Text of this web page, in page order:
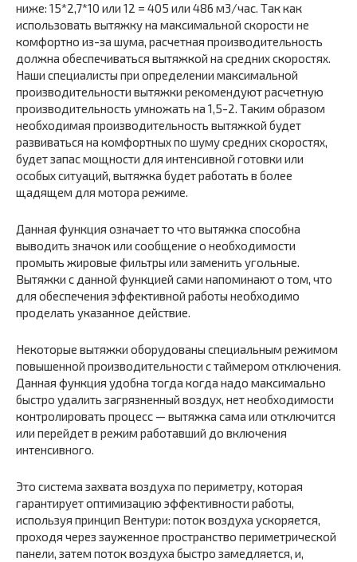
ниже: 15*2,7*10 или 12 = 405 или 486 м3/час. Так как
использовать вытяжку на максимальной скорости не
комфортно из-за шума, расчетная производительность
должна обеспечиваться вытяжкой на средних скоростях.
Наши специалисты при определении максимальной
производительности вытяжки рекомендуют расчетную
производительность умножать на 1,5-2. Таким образом
необходимая производительность вытяжкой будет
развиваться на комфортных по шуму средних скоростях,
будет запас мощности для интенсивной готовки или
особых ситуаций, вытяжка будет работать в более
щадящем для мотора режиме.
Данная функция означает то что вытяжка способна
выводить значок или сообщение о необходимости
промыть жировые фильтры или заменить угольные.
Вытяжки с данной функцией сами напоминают о том, что
для обеспечения эффективной работы необходимо
проделать указанное действие.
Некоторые вытяжки оборудованы специальным режимом
повышенной производительности с таймером отключения.
Данная функция удобна тогда когда надо максимально
быстро удалить загрязненный воздух, нет необходимости
контролировать процесс — вытяжка сама или отключится
или перейдет в режим работавший до включения
интенсивного.
Это система захвата воздуха по периметру, которая
гарантирует оптимизацию эффективности работы,
используя принцип Вентури: поток воздуха ускоряется,
проходя через зауженное пространство периметрической
панели, затем поток воздуха быстро замедляется, и,